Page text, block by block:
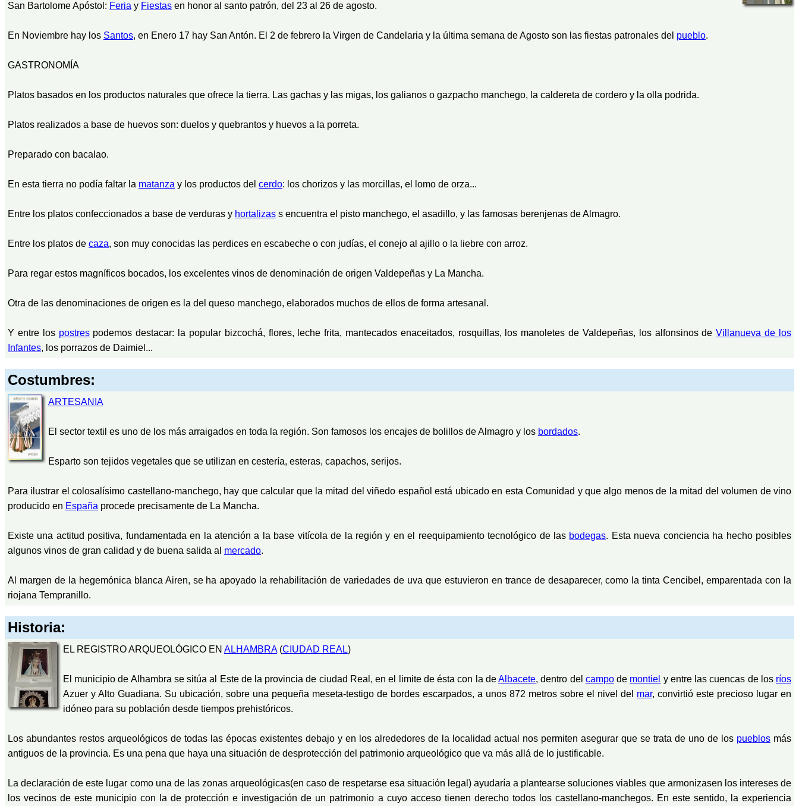
San Bartolome Apóstol: Feria y Fiestas en honor al santo patrón, del 23 al 26 de agosto.
En Noviembre hay los Santos, en Enero 17 hay San Antón. El 2 de febrero la Virgen de Candelaria y la última semana de Agosto son las fiestas patronales del pueblo.
GASTRONOMÍA
Platos basados en los productos naturales que ofrece la tierra. Las gachas y las migas, los galianos o gazpacho manchego, la caldereta de cordero y la olla podrida.
Platos realizados a base de huevos son: duelos y quebrantos y huevos a la porreta.
Preparado con bacalao.
En esta tierra no podía faltar la matanza y los productos del cerdo: los chorizos y las morcillas, el lomo de orza...
Entre los platos confeccionados a base de verduras y hortalizas s encuentra el pisto manchego, el asadillo, y las famosas berenjenas de Almagro.
Entre los platos de caza, son muy conocidas las perdices en escabeche o con judías, el conejo al ajillo o la liebre con arroz.
Para regar estos magníficos bocados, los excelentes vinos de denominación de origen Valdepeñas y La Mancha.
Otra de las denominaciones de origen es la del queso manchego, elaborados muchos de ellos de forma artesanal.
Y entre los postrespodemos destacar: la popular bizcochá, flores, leche frita, mantecados enaceitados, rosquillas, los manoletes de Valdepeñas, los alfonsinos deVillanueva de los
Infantes, los porrazos de Daimiel...
Costumbres:
ARTESANIA
El sector textil es uno de los más arraigados en toda la región. Son famosos los encajes de bolillos de Almagro y los bordados.
Esparto son tejidos vegetales que se utilizan en cestería, esteras, capachos, serijos.
Para ilustrar el colosalísimo castellano-manchego, hay que calcular que la mitad del viñedo español está ubicado en esta Comunidad y que algo menos de la mitad del volumen de vino
producido en España procede precisamente de La Mancha.
Existe una actitud positiva, fundamentada en la atención a la base vitícola de la región y en el reequipamiento tecnológico de las bodegas. Esta nueva conciencia ha hecho posibles
algunos vinos de gran calidad y de buena salida al mercado.
Al margen de la hegemónica blanca Airen, se ha apoyado la rehabilitación de variedades de uva que estuvieron en trance de desaparecer, como la tinta Cencibel, emparentada con la
riojana Tempranillo.
Historia:
EL REGISTRO ARQUEOLÓGICO EN ALHAMBRA(CIUDAD REAL)
El municipio de Alhambra se sitúa al Este de la provincia de ciudad Real, en el limite de ésta con la deAlbacete, dentro del campode montiel y entre las cuencas de los ríos
Azuer y Alto Guadiana. Su ubicación, sobre una pequeña meseta-testigo de bordes escarpados, a unos 872 metros sobre el nivel del mar, convirtió este precioso lugar en
idóneo para su población desde tiempos prehistóricos.
Los abundantes restos arqueológicos de todas las épocas existentes debajo y en los alrededores de la localidad actual nos permiten asegurar que se trata de uno de los pueblos más
antiguos de la provincia. Es una pena que haya una situación de desprotección del patrimonio arqueológico que va más allá de lo justificable.
La declaración de este lugar como una de las zonas arqueológicas(en caso de respetarse esa situación legal) ayudaría a plantearse soluciones viables que armonizasen los intereses de
los vecinos de este municipio con la de protección e investigación de un patrimonio a cuyo acceso tienen derecho todos los castellano-manchegos. En este sentido, la experiencia